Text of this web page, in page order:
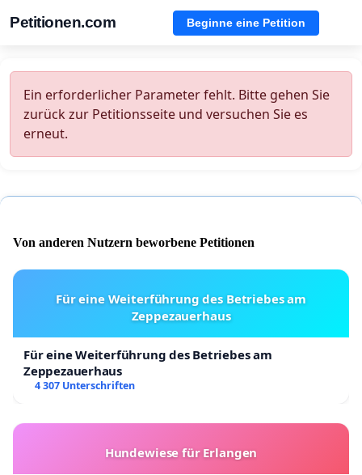
Petitionen.com Beginne eine Petition
Ein erforderlicher Parameter fehlt. Bitte gehen Sie
zurück zur Petitionsseite und versuchen Sie es
erneut.
Von anderen Nutzern beworbene Petitionen
Für eine Weiterführung des Betriebes am
Zeppezauerhaus
Für eine Weiterführung des Betriebes am
Zeppezauerhaus
4 307 Unterschriften
Hundewiese für Erlangen